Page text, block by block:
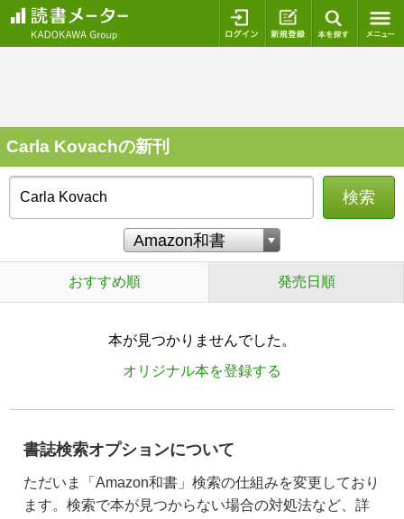
ログイン 新規登録
Carla Kovachの新刊
検索
おすすめ順 発売日順
本が見つかりませんでした。
オリジナル本を登録する
書誌検索オプションについて
ただいま「Amazon和書」検索の仕組みを変更しており
ます。検索で本が見つからない場合の対処法など、詳